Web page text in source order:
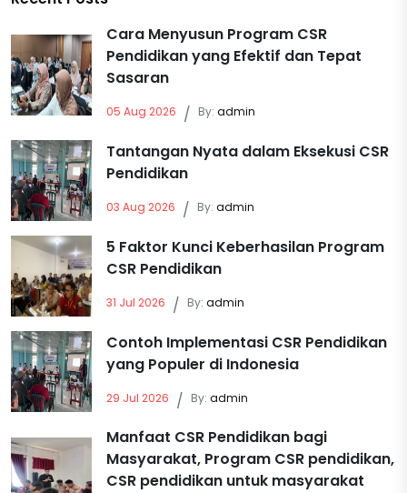
Cara Menyusun Program CSR
Pendidikan yang Efektif dan Tepat
Sasaran
05 Aug 2026 / By: admin
Tantangan Nyata dalam Eksekusi CSR
Pendidikan
03 Aug 2026 / By: admin
5 Faktor Kunci Keberhasilan Program
CSR Pendidikan
31 Jul 2026 / By: admin
Contoh Implementasi CSR Pendidikan
yang Populer di Indonesia
29 Jul 2026 / By: admin
Manfaat CSR Pendidikan bagi
Masyarakat, Program CSR pendidikan,
CSR pendidikan untuk masyarakat